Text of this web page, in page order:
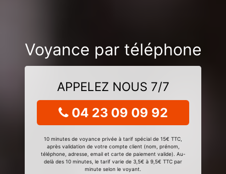
Voyance par téléphone
APPELEZ NOUS 7/7
04 23 09 09 92
10 minutes de voyance privée à tarif spécial de 15€ TTC,
après validation de votre compte client (nom, prénom,
téléphone, adresse, email et carte de paiement valide). Au-
delà des 10 minutes, le tarif varie de 3,5€ à 9,5€ TTC par
minute selon le voyant.